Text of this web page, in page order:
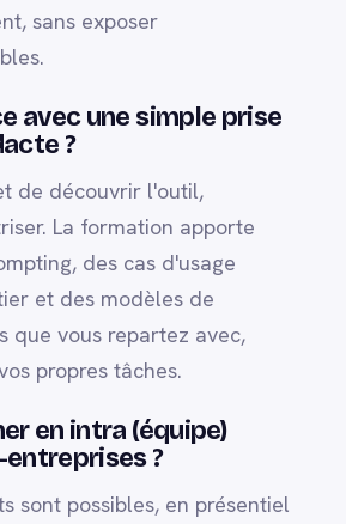
sans exposer
avec une simple prise
?
de découvrir l'outil,
La formation apporte
des cas d'usage
et des modèles de
que vous repartez avec,
propres tâches.
en intra (équipe)
?
sont possibles, en présentiel